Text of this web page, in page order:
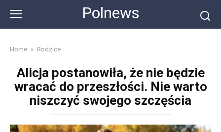
content
Polnews
Home » Rodzice
Alicja postanowiła, że nie będzie
wracać do przeszłości. Nie warto
niszczyć swojego szczęścia